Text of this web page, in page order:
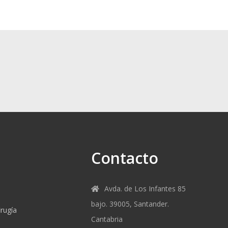
Contacto
Avda. de Los Infantes 85
bajo. 39005, Santander.
Cantabria